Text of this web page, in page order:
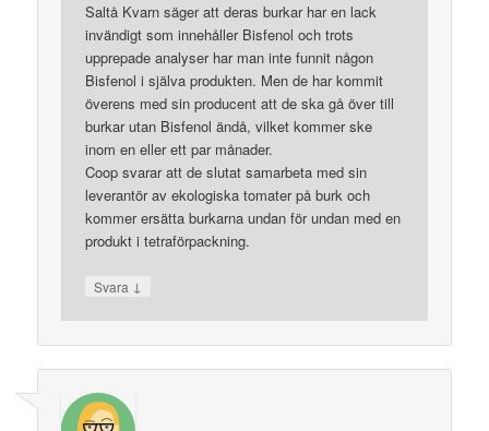
Saltå Kvarn säger att deras burkar har en lack
invändigt som innehåller Bisfenol och trots
upprepade analyser har man inte funnit någon
Bisfenol i själva produkten. Men de har kommit
överens med sin producent att de ska gå över till
burkar utan Bisfenol ändå, vilket kommer ske
inom en eller ett par månader.
Coop svarar att de slutat samarbeta med sin
leverantör av ekologiska tomater på burk och
kommer ersätta burkarna undan för undan med en
produkt i tetraförpackning.
Svara ↓